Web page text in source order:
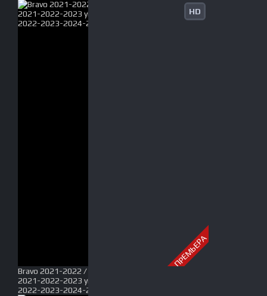
HD
ПРЕМЬЕРА
Bravo 2021-2022 / Bravo jamoasi konserti 2020-
2021-2022-2023 yil / Браво концерти 2020-2021-
2022-2023-2024-2025 Full HD tas-ix skachat